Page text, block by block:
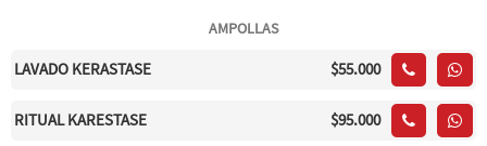
AMPOLLAS
LAVADO KERASTASE $55.000
RITUAL KARESTASE $95.000